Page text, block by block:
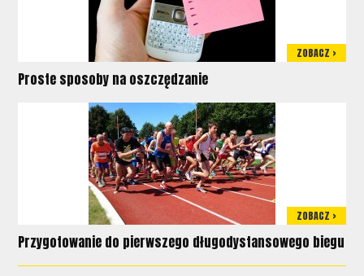
ZOBACZ >
Proste sposoby na oszczędzanie
ZOBACZ >
Przygotowanie do pierwszego długodystansowego biegu